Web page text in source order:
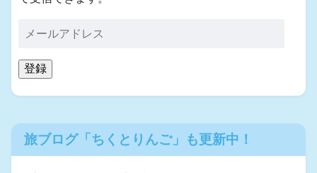
登録
旅ブログ「ちくとりんご」も更新中！